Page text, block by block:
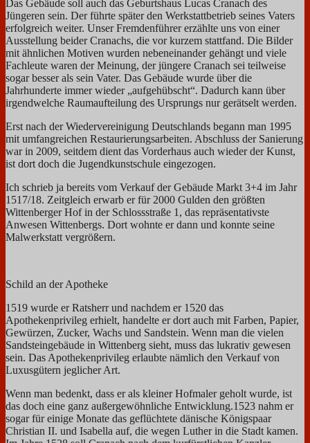
Das Gebäude soll auch das Geburtshaus Lucas Cranach des
Jüngeren sein. Der führte später den Werkstattbetrieb seines Vaters
erfolgreich weiter. Unser Fremdenführer erzählte uns von einer
Ausstellung beider Cranachs, die vor kurzem stattfand. Die Bilder
mit ähnlichen Motiven wurden nebeneinander gehängt und viele
Fachleute waren der Meinung, der jüngere Cranach sei teilweise
sogar besser als sein Vater. Das Gebäude wurde über die
Jahrhunderte immer wieder „aufgehübscht“. Dadurch kann über
irgendwelche Raumaufteilung des Ursprungs nur gerätselt werden.
Erst nach der Wiedervereinigung Deutschlands begann man 1995
mit umfangreichen Restaurierungsarbeiten. Abschluss der Sanierung
war in 2009, seitdem dient das Vorderhaus auch wieder der Kunst,
ist dort doch die Jugendkunstschule eingezogen.
Ich schrieb ja bereits vom Verkauf der Gebäude Markt 3+4 im Jahr
1517/18. Zeitgleich erwarb er für 2000 Gulden den größten
Wittenberger Hof in der Schlossstraße 1, das repräsentativste
Anwesen Wittenbergs. Dort wohnte er dann und konnte seine
Malwerkstatt vergrößern.
Schild an der Apotheke
1519 wurde er Ratsherr und nachdem er 1520 das
Apothekenprivileg erhielt, handelte er dort auch mit Farben, Papier,
Gewürzen, Zucker, Wachs und Sandstein. Wenn man die vielen
Sandsteingebäude in Wittenberg sieht, muss das lukrativ gewesen
sein. Das Apothekenprivileg erlaubte nämlich den Verkauf von
Luxusgütern jeglicher Art.
Wenn man bedenkt, dass er als kleiner Hofmaler geholt wurde, ist
das doch eine ganz außergewöhnliche Entwicklung.1523 nahm er
sogar für einige Monate das geflüchtete dänische Königspaar
Christian II. und Isabella auf, die wegen Luther in die Stadt kamen.